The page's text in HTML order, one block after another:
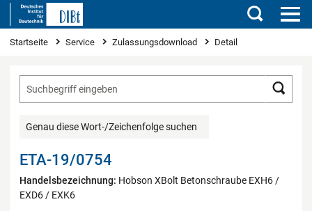
Suchen
Sie sind hier
Startseite Service Zulassungsdownload Detail
Genau diese Wort-/Zeichenfolge suchen
ETA-19/0754
Handelsbezeichnung: Hobson XBolt Betonschraube EXH6 /
EXD6 / EXK6